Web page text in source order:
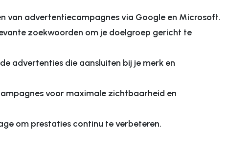
van advertentiecampagnes via Google en Microsoft.
zoekwoorden om je doelgroep gericht te
advertenties die aansluiten bij je merk en
voor maximale zichtbaarheid en
om prestaties continu te verbeteren.